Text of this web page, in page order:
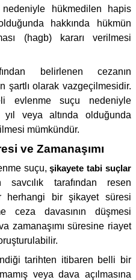
hükmedilen hapis
hakkında hükmün
(hagb) kararı verilmesi
belirlenen cezanın
şartlı olarak vazgeçilmesidir.
evlenme suçu nedeniyle
veya altında olduğunda
mümkündür.
ve Zamanaşımı
suçu,şikayete tabi suçlar
savcılık tarafından resen
herhangi bir şikayet süresi
ceza davasının düşmesi
zamanaşımı süresine riayet
tarihten itibaren belli bir
veya dava açılmasına